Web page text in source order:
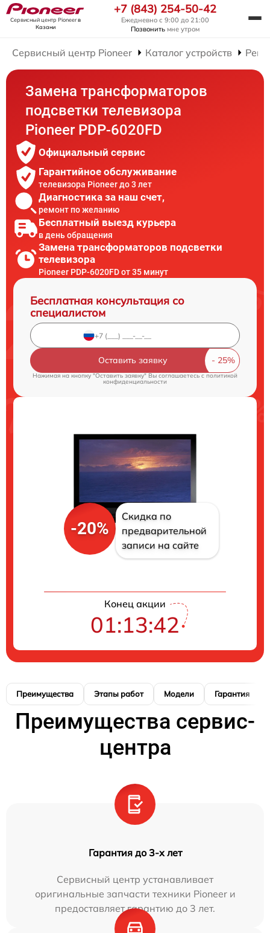
Сервисный центр Pioneerв
Казани
+7 (843) 254-50-42
Ежедневно с 9:00 до 21:00
Позвонить мне утром
Сервисный центр Pioneer Каталог устройств
Замена трансформаторов
подсветки телевизора
Pioneer PDP-6020FD
Официальный сервис
Гарантийное обслуживание
телевизора Pioneer до 3 лет
Диагностика за наш счет,
ремонт по желанию
Бесплатный выезд курьера
в день обращения
Замена трансформаторов подсветки
телевизора
Pioneer PDP-6020FD от 35 минут
Бесплатная консультация со
специалистом
Оставить заявку
Нажимая на кнопку "Оставить заявку" Вы соглашаетесь cполитикой
конфиденциальности
-20%
Скидка по
предварительной
записи на сайте
Конец акции
01:13:41
Преимущества Этапы работ Модели Гарантия
Преимущества сервис-
центра
Гарантия до 3-х лет
Сервисный центр устанавливает
оригинальные запчасти техники Pioneer и
предоставляет гарантию до 3 лет.